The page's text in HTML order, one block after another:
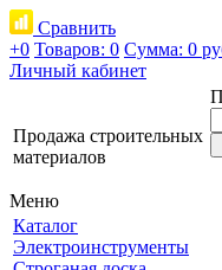
Сравнить
+0 Товаров: 0 Сумма: 0
Личный кабинет
Продажа строительных
материалов
Меню
Каталог
Электроинструменты